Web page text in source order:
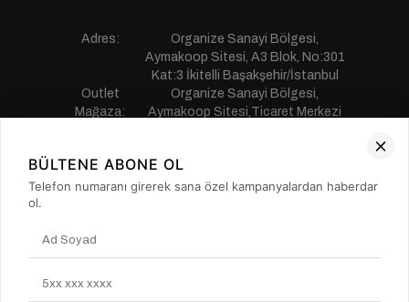
Adres:
Organize Sanayi Bölgesi,
Aymakoop Sitesi, A3 Blok, No:301
Kat:3 İkitelli Başakşehir/İstanbul
Outlet
Mağaza:
Organize Sanayi Bölgesi,
Aymakoop Sitesi,Ticaret Merkezi
Telefon:
0850 441 55 77
E-mail:
musterihizmetleri@saillakers.com.tr
MÜŞTERİ HİZMETLERİ
BÜLTENE ABONE OL
Telefon numaranı girerek sana özel kampanyalardan haberdar
ol.